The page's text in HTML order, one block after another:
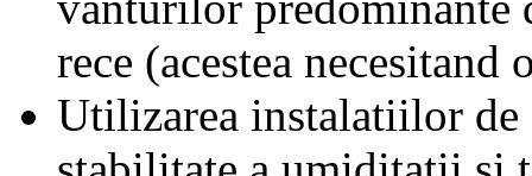
rece (acestea
Utilizarea instalatiilor de